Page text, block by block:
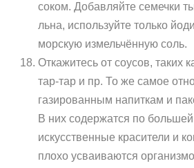
соком. Добавляйте семечки
льна, используйте только
морскую измельчённую соль.
Откажитесь от соусов, таких
тар-тар и пр. То же самое
газированным напиткам и
В них содержатся по большей
искусственные красители и
плохо усваиваются